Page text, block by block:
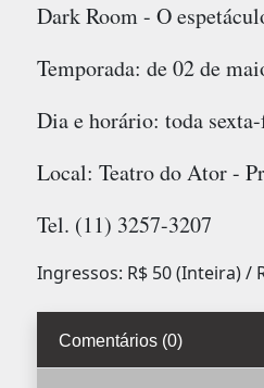
Dark Room - O
Temporada: de 02 de
Dia e horário: toda
Local: Teatro do Ator -
Tel. (11) 3257-3207
Ingressos: R$ 50 (Inteira) /
Comentários (0)